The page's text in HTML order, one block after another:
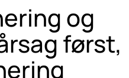
og
først,